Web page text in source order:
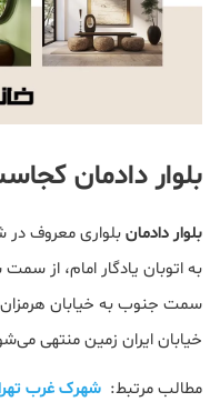
بلوار دادمان
بلوار دادمانبلواری معروف
به اتوبان یادگار امام، از
سمت جنوب به خیابان
خیابان ایران‌ زمین منتهی
مطالب مرتبط: شهرک غرب